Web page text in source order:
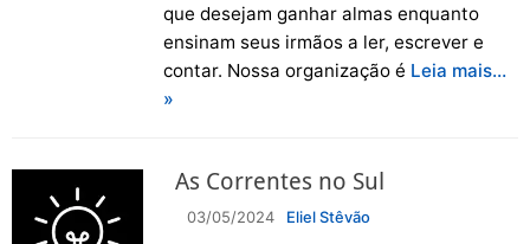
que desejam ganhar almas enquanto
ensinam seus irmãos a ler, escrever e
contar. Nossa organização é Leia mais…
»
As Correntes no Sul
03/05/2024 Eliel Stêvão